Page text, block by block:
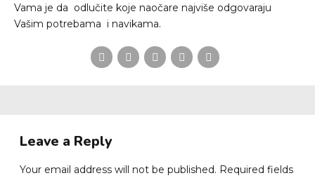
Vama je da odlučite koje naočare najviše odgovaraju
Vašim potrebama i navikama.
Leave a Reply
Your email address will not be published. Required fields